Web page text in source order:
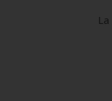
La